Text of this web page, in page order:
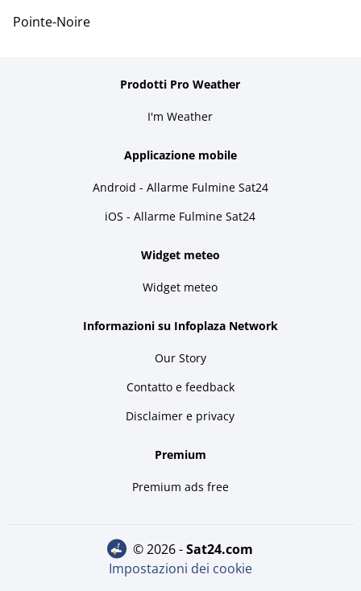
Pointe-Noire
Prodotti Pro Weather
I'm Weather
Applicazione mobile
Android - Allarme Fulmine Sat24
iOS - Allarme Fulmine Sat24
Widget meteo
Widget meteo
Informazioni su Infoplaza Network
Our Story
Contatto e feedback
Disclaimer e privacy
Premium
Premium ads free
© 2026 - sat24.com
Impostazioni dei cookie